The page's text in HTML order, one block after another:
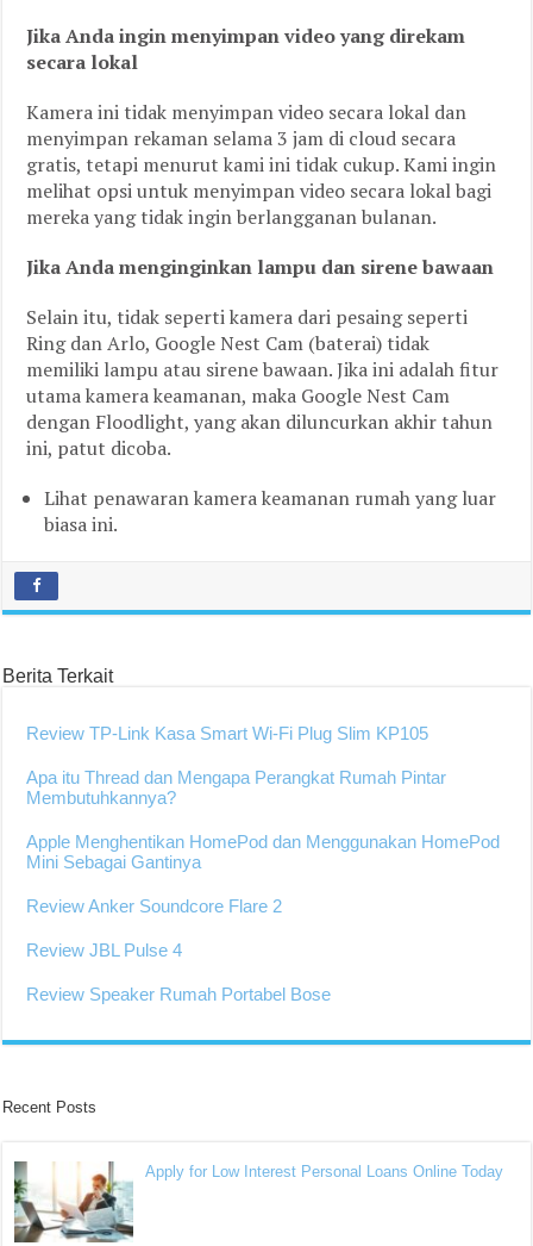
Jika Anda ingin menyimpan video yang direkam
secara lokal
Kamera ini tidak menyimpan video secara lokal dan
menyimpan rekaman selama 3 jam di cloud secara
gratis, tetapi menurut kami ini tidak cukup. Kami ingin
melihat opsi untuk menyimpan video secara lokal bagi
mereka yang tidak ingin berlangganan bulanan.
Jika Anda menginginkan lampu dan sirene bawaan
Selain itu, tidak seperti kamera dari pesaing seperti
Ring dan Arlo, Google Nest Cam (baterai) tidak
memiliki lampu atau sirene bawaan. Jika ini adalah fitur
utama kamera keamanan, maka Google Nest Cam
dengan Floodlight, yang akan diluncurkan akhir tahun
ini, patut dicoba.
Lihat penawaran kamera keamanan rumah yang luar
biasa ini.
Berita Terkait
Review TP-Link Kasa Smart Wi-Fi Plug Slim KP105
Apa itu Thread dan Mengapa Perangkat Rumah Pintar
Membutuhkannya?
Apple Menghentikan HomePod dan Menggunakan HomePod
Mini Sebagai Gantinya
Review Anker Soundcore Flare 2
Review JBL Pulse 4
Review Speaker Rumah Portabel Bose
Recent Posts
Apply for Low Interest Personal Loans Online Today